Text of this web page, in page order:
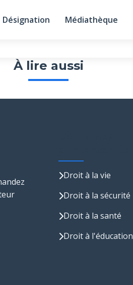
Désignation Médiathèque
À lire aussi
Droit à la vie
Droit à la sécurité
Droit à la santé
Droit à l'éducation